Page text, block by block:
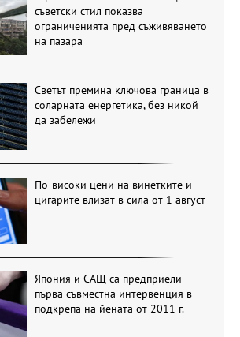
съветски стил показва
ограниченията пред съживяването
на пазара
Светът премина ключова граница в
соларната енергетика, без никой
да забележи
По-високи цени на винетките и
цигарите влизат в сила от 1 август
Япония и САЩ са предприели
първа съвместна интервенция в
подкрепа на йената от 2011 г.